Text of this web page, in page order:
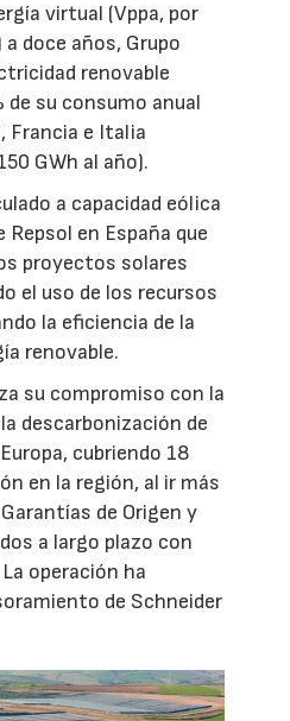
virtual (Vppa, por
doce años, Grupo
renovable
su consumo anual
Francia e Italia
GWh al año).
a capacidad eólica
en España que
proyectos solares
el uso de los recursos
la eficiencia de la
renovable.
su compromiso con la
descarbonización de
cubriendo 18
en la región, al ir más
de Origen y
a largo plazo con
operación ha
de Schneider